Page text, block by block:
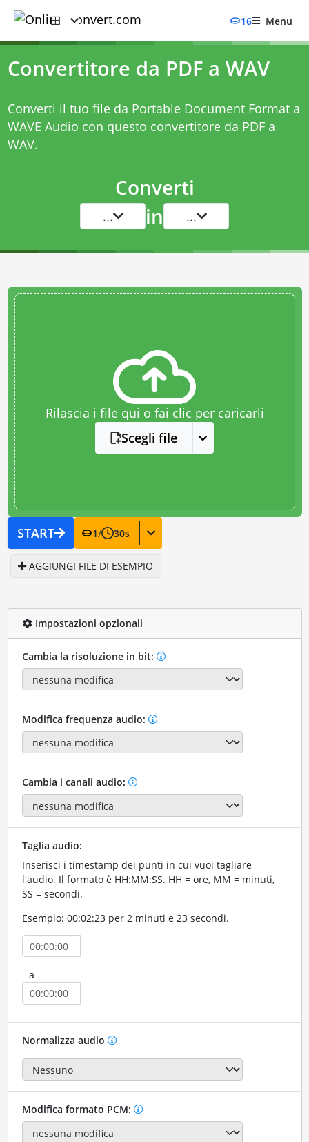
16 Menu
Convertitore da PDF a WAV
Converti il tuo file da Portable Document Format a
WAVE Audio con questo convertitore da PDF a
WAV.
Converti
... in ...
Rilascia i file qui o fai clic per caricarli
Scegli file
START 1/ 30s
AGGIUNGI FILE DI ESEMPIO
Impostazioni opzionali
Cambia la risoluzione in bit:
Modifica frequenza audio:
Cambia i canali audio:
Taglia audio:
Inserisci i timestamp dei punti in cui vuoi tagliare
l'audio. Il formato è HH:MM:SS. HH = ore, MM = minuti,
SS = secondi.
Esempio: 00:02:23 per 2 minuti e 23 secondi.
a
Normalizza audio
Modifica formato PCM: